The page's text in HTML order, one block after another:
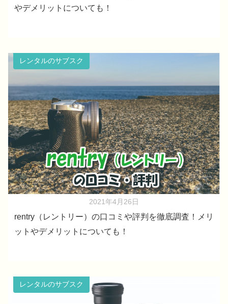
やデメリットについても！
レンタルのサブスク
2021年4月26日
rentry（レントリー）の口コミや評判を徹底調査！メリ
ットやデメリットについても！
レンタルのサブスク